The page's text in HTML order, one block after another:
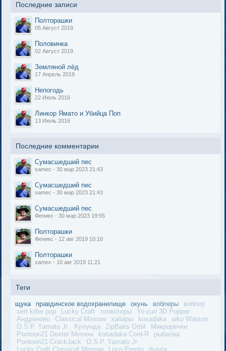
Последние записи
Полторашки
05 Август 2019
Половинка
02 Август 2019
Земляной лёд
17 Апрель 2018
Непогодь
22 Июль 2016
Линкор Ямато и Убийца Поп
13 Июль 2016
Последние комментарии
Cумасшедший пес
samec - 30 мар 2023 21:43
Cумасшедший пес
samec - 30 мар 2023 21:43
Cумасшедший пес
Феникс - 30 мар 2023 19:55
Полторашки
Феникс - 12 авг 2019 10:10
Полторашки
samec - 10 авг 2019 11:21
Теги
щука правдинское водохранилище окунь воблеры
воблер
sert killer pop
Lucky Craft топвотеры
Yo-zuri 3D Popper
Андроново
Classical Minnow хабары kosadaka
aiko Watson
O.S.P. Yamato Jr.
Кулунда ZipBaits Orbit
Микроречки
Pontoon21 Dexter Minnow
kosadaka Cord-R
рыбалка
Pontoon21 CrackJack
O.S.P. Yamato Jr
Lucky Craft Classical Minnow
Loco Perrito бурла